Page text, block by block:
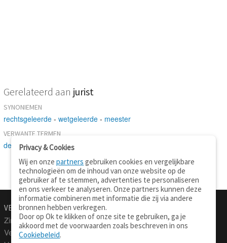
Gerelateerd aan jurist
SYNONIEMEN
rechtsgeleerde - wetgeleerde - meester
VERWANTE TERMEN
deskundige
VERTALEN.NU
Zinnen vertalen
Verklarend woordenboek
Over deze site
Privacy & Cookies
Wij en onzepartners gebruiken cookies en vergelijkbare
technologieën om de inhoud van onze website op de
gebruiker af te stemmen, advertenties te personaliseren
en ons verkeer te analyseren. Onze partners kunnen deze
informatie combineren met informatie die zij via andere
bronnen hebben verkregen.
Door op Ok te klikken of onze site te gebruiken, ga je
akkoord met de voorwaarden zoals beschreven in ons
Cookiebeleid.